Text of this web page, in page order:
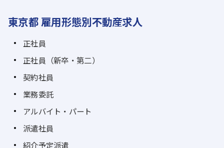
東京都 雇用形態別不動産求人
正社員
正社員（新卒・第二）
契約社員
業務委託
アルバイト・パート
派遣社員
紹介予定派遣